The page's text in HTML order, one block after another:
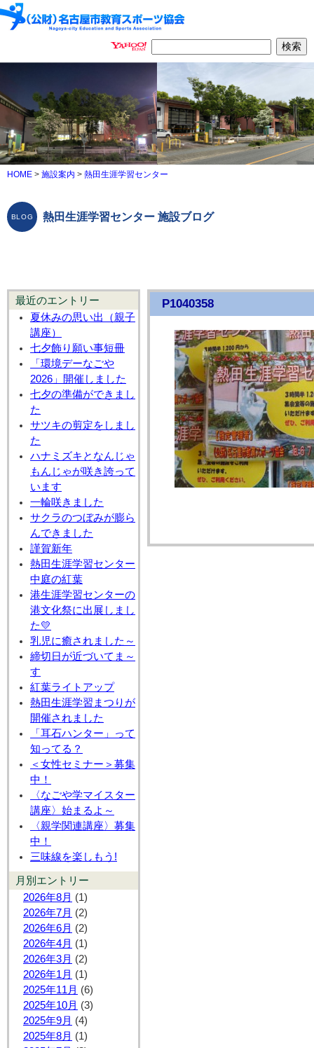
HOME > 施設案内 > 熱田生涯学習センター
熱田生涯学習センター 施設ブログ
最近のエントリー
夏休みの思い出（親子
講座）
七夕飾り願い事短冊
「環境デーなごや
2026」開催しました
七夕の準備ができまし
た
サツキの剪定をしまし
た
ハナミズキとなんじゃ
もんじゃが咲き誇って
います
一輪咲きました
サクラのつぼみが膨ら
んできました
謹賀新年
熱田生涯学習センター
中庭の紅葉
港生涯学習センターの
港文化祭に出展しまし
た💛
乳児に癒されました～
締切日が近づいてま～
す
紅葉ライトアップ
熱田生涯学習まつりが
開催されました
「耳石ハンター」って
知ってる？
＜女性セミナー＞募集
中！
〈なごや学マイスター
講座〉始まるよ～
〈親学関連講座〉募集
中！
三味線を楽しもう!
月別エントリー
2026年8月 (1)
2026年7月 (2)
2026年6月 (2)
2026年4月 (1)
2026年3月 (2)
2026年1月 (1)
2025年11月 (6)
2025年10月 (3)
2025年9月 (4)
2025年8月 (1)
P1040358